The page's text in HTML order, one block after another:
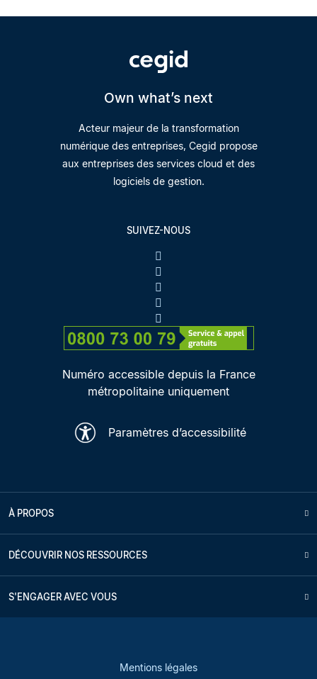
Own what’s next
Acteur majeur de la transformation
numérique des entreprises, Cegid propose
aux entreprises des services cloud et des
logiciels de gestion.
SUIVEZ-NOUS
Numéro accessible depuis la France
métropolitaine uniquement
Paramètres d’accessibilité
À PROPOS
DÉCOUVRIR NOS RESSOURCES
S'ENGAGER AVEC VOUS
Mentions légales